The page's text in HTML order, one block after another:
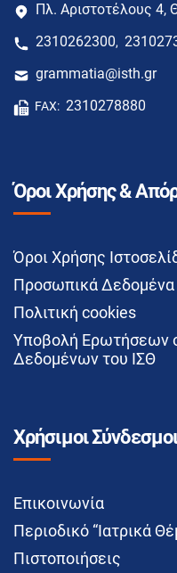
Πλ. Αριστοτέλους 4,
2310262300,
grammatia@isth.gr
FAX: 2310278880
Όροι Χρήσης &
Όροι Χρήσης
Προσωπικά Δεδομένα
Πολιτική cookies
Υποβολή Ερωτήσεων
Δεδομένων του ΙΣΘ
Χρήσιμοι
Επικοινωνία
Περιοδικό “Ιατρικά
Πιστοποιήσεις